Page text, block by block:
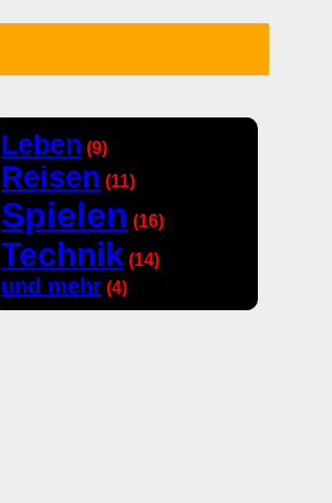
Leben (9)
Reisen (11)
Spielen (16)
Technik (14)
und mehr(4)